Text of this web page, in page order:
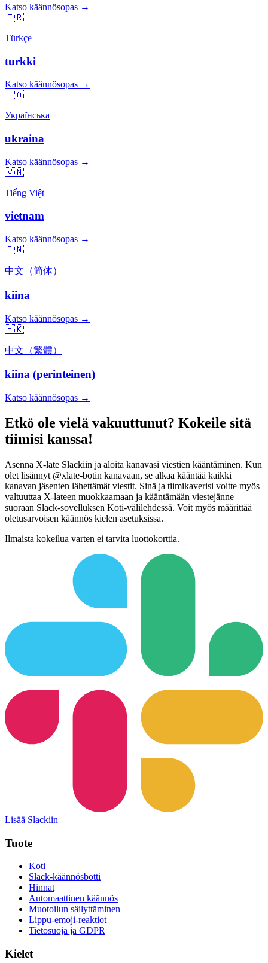
Katso käännösopas →
🇹🇷
Türkçe
turkki
Katso käännösopas →
🇺🇦
Українська
ukraina
Katso käännösopas →
🇻🇳
Tiếng Việt
vietnam
Katso käännösopas →
🇨🇳
中文（简体）
kiina
Katso käännösopas →
🇭🇰
中文（繁體）
kiina (perinteinen)
Katso käännösopas →
Etkö ole vielä vakuuttunut? Kokeile sitä
tiimisi kanssa!
Asenna X-late Slackiin ja aloita kanavasi viestien kääntäminen. Kun
olet lisännyt @xlate-botin kanavaan, se alkaa kääntää kaikki
kanavan jäsenten lähettämät viestit. Sinä ja tiimikaverisi voitte myös
valtuuttaa X-lateen muokkaamaan ja kääntämään viestejänne
suoraan Slack-sovelluksen Koti-välilehdessä. Voit myös määrittää
oletusarvoisen käännös kielen asetuksissa.
Ilmaista kokeilua varten ei tarvita luottokorttia.
Lisää Slackiin
Tuote
Koti
Slack-käännösbotti
Hinnat
Automaattinen käännös
Muotoilun säilyttäminen
Lippu-emoji-reaktiot
Tietosuoja ja GDPR
Kielet